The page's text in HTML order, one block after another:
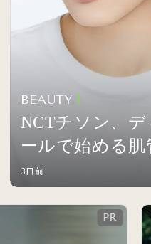
BEAUTY
NCTチソン、
ールで始める肌
3日前